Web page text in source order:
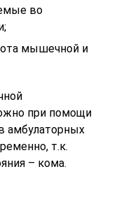
во
мышечной и
при помощи
амбулаторных
т.к.
– кома.